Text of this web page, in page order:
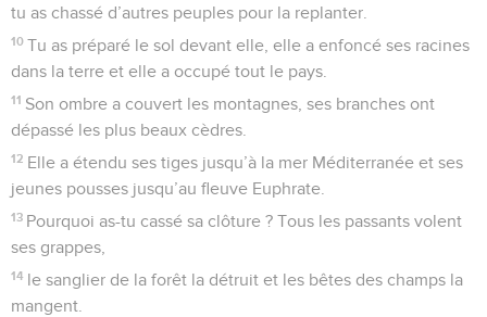
tu as chassé d’autres peuples pour la replanter.
10 Tu as préparé le sol devant elle, elle a enfoncé ses racines
dans la terre et elle a occupé tout le pays.
11 Son ombre a couvert les montagnes, ses branches ont
dépassé les plus beaux cèdres.
12 Elle a étendu ses tiges jusqu’à la mer Méditerranée et ses
jeunes pousses jusqu’au fleuve Euphrate.
13 Pourquoi as-tu cassé sa clôture ? Tous les passants volent
ses grappes,
14 le sanglier de la forêt la détruit et les bêtes des champs la
mangent.